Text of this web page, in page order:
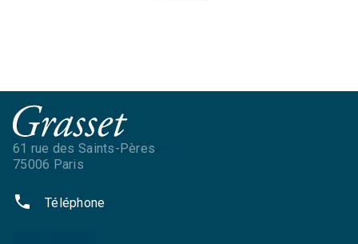
61 rue des Saints-Pères
75006 Paris
phone Téléphone